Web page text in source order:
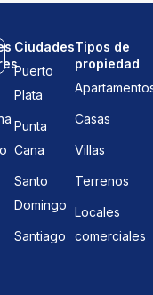
Ciudades
Puerto
Plata
Punta
Cana
Santo
Domingo
Santiago
Tipos de
propiedad
Casas
Villas
Terrenos
Locales
comerciales